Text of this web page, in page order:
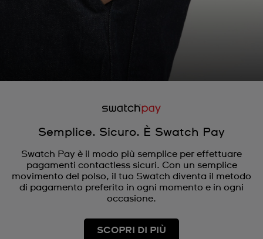
Semplice. Sicuro. È Swatch Pay
Swatch Pay è il modo più semplice per effettuare
pagamenti contactless sicuri. Con un semplice
movimento del polso, il tuo Swatch diventa il metodo
di pagamento preferito in ogni momento e in ogni
occasione.
SCOPRI DI PIÙ